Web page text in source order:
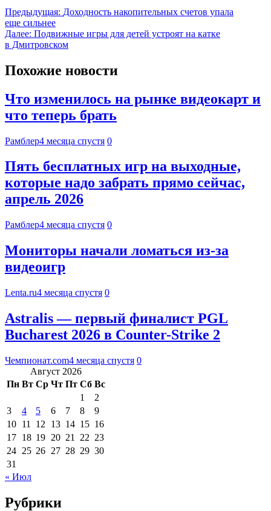
Предыдущая: Доходность накопительных счетов упала
еще сильнее
Далее: Подвижные игры для детей устроят на катке
в Дмитровском
Похожие новости
Что изменилось на рынке видеокарт и
что теперь брать
Рамблер4 месяца спустя 0
Пять бесплатных игр на выходные,
которые надо забрать прямо сейчас,
апрель 2026
Рамблер4 месяца спустя 0
Мониторы начали ломаться из-за
видеоигр
Lenta.ru4 месяца спустя 0
Astralis — первый финалист PGL
Bucharest 2026 в Counter-Strike 2
Чемпионат.com4 месяца спустя 0
Август 2026
Пн Вт Ср Чт Пт Сб Вс
1
2
3
4 5 6 7 8
9
10 11 12 13 14 15 16
17 18 19 20 21 22 23
24 25 26 27 28 29 30
31
« Июл
Рубрики